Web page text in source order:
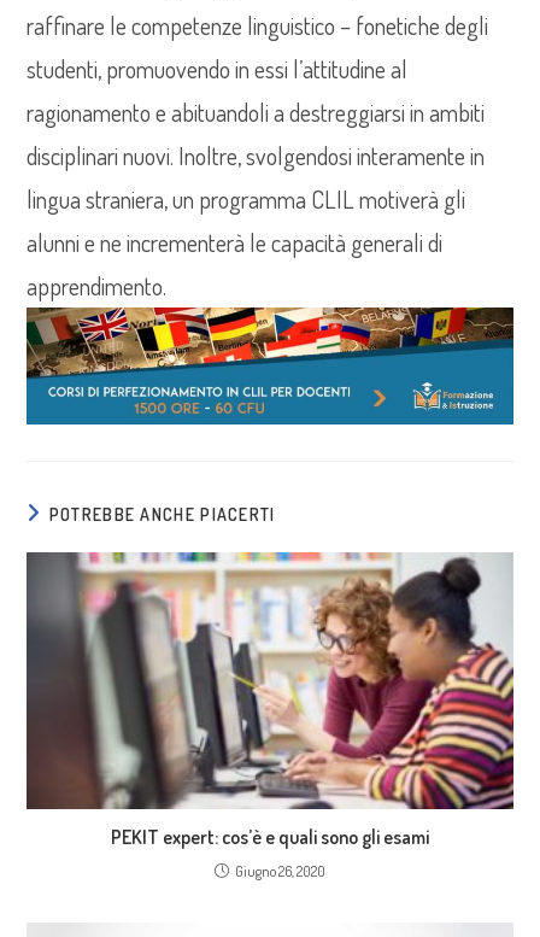
raffinare le competenze linguistico – fonetiche degli
studenti, promuovendo in essi l’attitudine al
ragionamento e abituandoli a destreggiarsi in ambiti
disciplinari nuovi. Inoltre, svolgendosi interamente in
lingua straniera, un programma CLIL motiverà gli
alunni e ne incrementerà le capacità generali di
apprendimento.
POTREBBE ANCHE PIACERTI
PEKIT expert: cos’è e quali sono gli esami
Giugno 26, 2020